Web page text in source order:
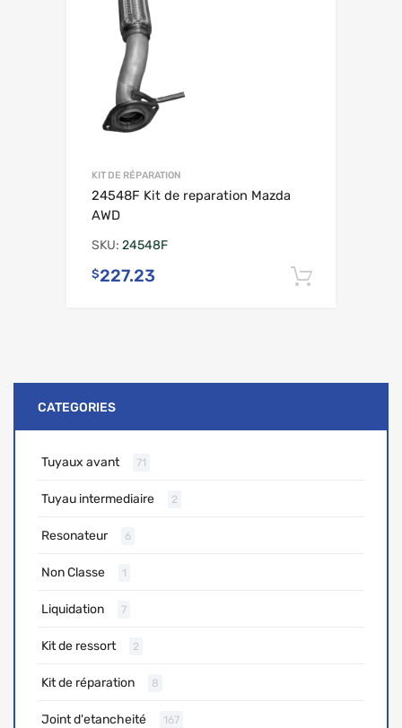
KIT DE RÉPARATION
24548F Kit de reparation Mazda
AWD
SKU: 24548F
$227.23
CATEGORIES
Tuyaux avant 71
Tuyau intermediaire 2
Resonateur 6
Non Classe 1
Liquidation 7
Kit de ressort 2
Kit de réparation 8
Joint d'etancheité 167